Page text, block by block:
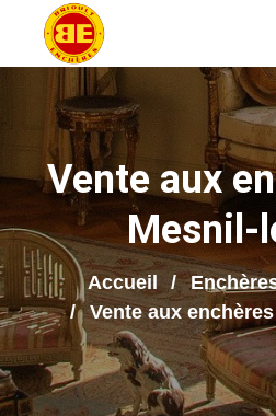
Vente aux
Mesnil-
Accueil
Vente aux